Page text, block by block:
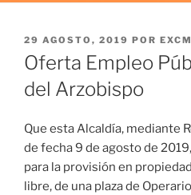
PUBLICADO
EL
29 AGOSTO, 2019 POR
Oferta Empleo
del Arzobispo
Que esta Alcaldía, mediante
de fecha 9 de agosto de
para la provisión en
libre, de una plaza de